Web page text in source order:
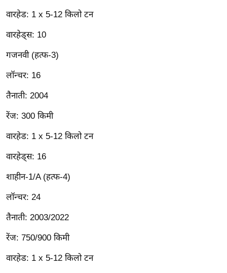
ले
श
शि
प
ज
नी
वि
श्ले
ण
स
म
यि
क
वारहेड: 1 x 5-12 किलो टन
वारहेड्स: 10
गजनवी (हत्फ-3)
लॉन्चर: 16
तैनाती: 2004
रेंज: 300 किमी
वारहेड: 1 x 5-12 किलो टन
वारहेड्स: 16
शाहीन-1/A (हत्फ-4)
लॉन्चर: 24
तैनाती: 2003/2022
रेंज: 750/900 किमी
वारहेड: 1 x 5-12 किलो टन